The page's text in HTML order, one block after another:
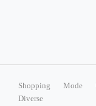
Shopping Mode
Diverse